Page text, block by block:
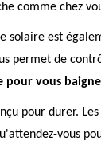
comme chez
solaire est
permet de
pour vous
pour durer.
vous